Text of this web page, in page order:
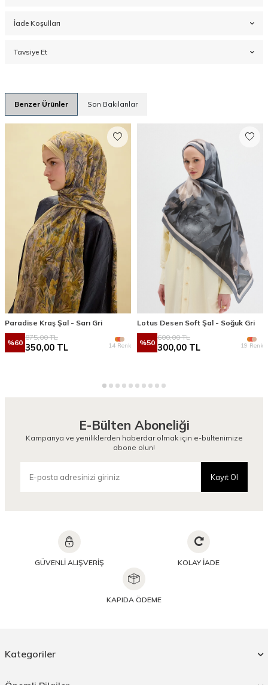
İade Koşulları
Tavsiye Et
Benzer Ürünler Son Bakılanlar
Paradise Kraş Şal - Sarı Gri
%60
875,00TL
350,00 TL 14 Renk
Lotus Desen Soft Şal - Soğuk Gri
%50
600,00TL
300,00 TL 19 Renk
E-Bülten Aboneliği
Kampanya ve yeniliklerden haberdar olmak için e-bültenimize
abone olun!
Kayıt Ol
GÜVENLİ ALIŞVERİŞ KOLAY İADE
KAPIDA ÖDEME
Kategoriler